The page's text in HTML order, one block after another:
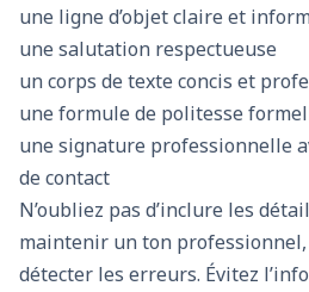
une ligne d’objet claire et
une salutation respectueuse
un corps de texte concis et
une formule de politesse
une signature professionnelle
de contact
N’oubliez pas d’inclure les
maintenir un ton
détecter les erreurs. Évitez